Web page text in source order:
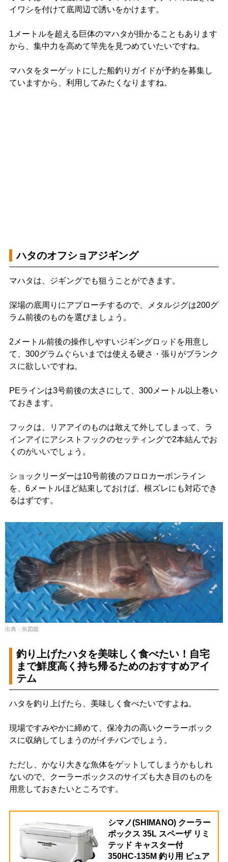
イワシを付けて底周辺で誘いをかけます。
1メートルを超える巨体のマハタが掛かることもあります
から、集中力を高めて竿先を見つめていたいですね。
マハタをターゲットにした船釣りガイドが予約を募集し
ていますから、利用してみたくなりますね。
ハタのオフショアジギング
マハタは、ジギングでも狙うことができます。
深場の底周りにアプローチするので、メタルジグは200グ
ラム前後のものを選びましょう。
2メートル前後の操作しやすいジギングロッドを用意し
て、300グラムぐらいまでは使える硬さ・張りがブランク
スに欲しいですね。
PEラインは3号前後の太さにして、300メートル以上巻い
ておきます。
フックは、リアアイのものは敢えて外してしまって、ラ
インアイにアシストフックのセッティングで2本結んでお
くのがいいでしょう。
ショックリーダーは10号前後のフロロカーボンライン
を、6メートルほど結束しておけば、根ズレにも対応でき
るはずです。
出典：魚図鑑
釣り上げたハタを美味しく食べたい！自宅
まで鮮度高く持ち帰るためのおすすめアイ
テム
ハタを釣り上げたら、美味しく食べたいですよね。
現場ですみやかに締めて、保冷力の高いクーラーボック
スに収納してしまうのがイチバンでしょう。
ただし、かなり大きな魚体をゲットしてしまうかもしれ
ないので、クーラーボックスのサイズも大き目のものを
用意しておきたいところです。
シマノ(SHIMANO) クーラー
ボックス 35L スペーザ リミ
テッド キャスター付
350HC-135M 釣り用 ピュア